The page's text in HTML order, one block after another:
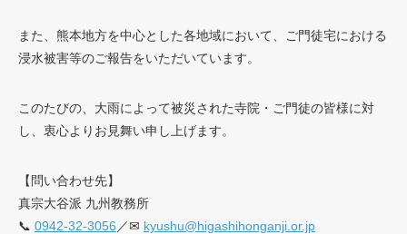
また、熊本地方を中心とした各地域において、ご門徒宅における
浸水被害等のご報告をいただいています。
このたびの、大雨によって被災された寺院・ご門徒の皆様に対
し、衷心よりお見舞い申し上げます。
【問い合わせ先】
真宗大谷派 九州教務所
📞 0942-32-3056 ／✉ kyushu@higashihonganji.or.jp